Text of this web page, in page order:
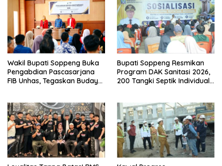
Wakil Bupati Soppeng Buka
Pengabdian Pascasarjana
FIB Unhas, Tegaskan Budaya
Bupati Soppeng Resmikan
Program DAK Sanitasi 2026,
200 Tangki Septik Individual